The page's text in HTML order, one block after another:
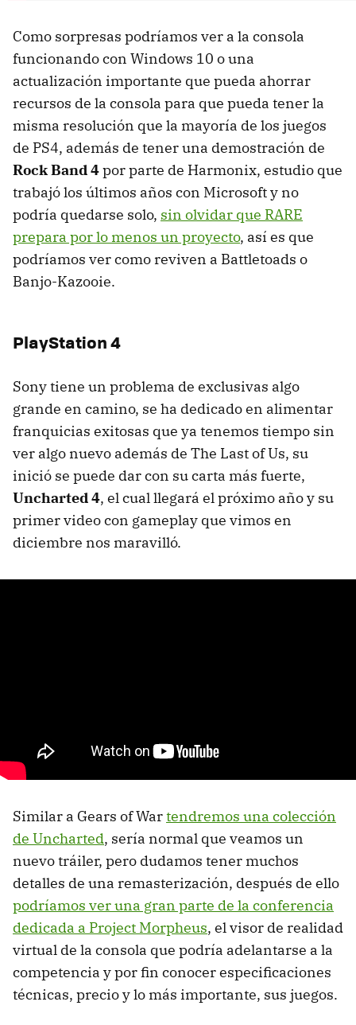
Como sorpresas podríamos ver a la consola
funcionando con Windows 10 o una
actualización importante que pueda ahorrar
recursos de la consola para que pueda tener la
misma resolución que la mayoría de los juegos
de PS4, además de tener una demostración de
Rock Band 4por parte de Harmonix, estudio que
trabajó los últimos años con Microsoft y no
podría quedarse solo, sin olvidar que RARE
prepara por lo menos un proyecto, así es que
podríamos ver como reviven a Battletoads o
Banjo-Kazooie.
PlayStation 4
Sony tiene un problema de exclusivas algo
grande en camino, se ha dedicado en alimentar
franquicias exitosas que ya tenemos tiempo sin
ver algo nuevo además de The Last of Us, su
inició se puede dar con su carta más fuerte,
Uncharted 4, el cual llegará el próximo año y su
primer video con gameplay que vimos en
diciembre nos maravilló.
Similar a Gears of Wartendremos una colección
de Uncharted, sería normal que veamos un
nuevo tráiler, pero dudamos tener muchos
detalles de una remasterización, después de ello
podríamos ver una gran parte de la conferencia
dedicada a Project Morpheus, el visor de realidad
virtual de la consola que podría adelantarse a la
competencia y por fin conocer especificaciones
técnicas, precio y lo más importante, sus juegos.